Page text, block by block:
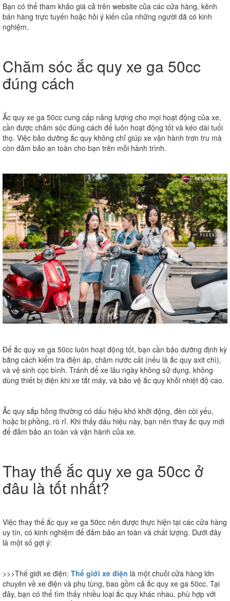
Bạn có thể tham khảo giá cả trên website của các cửa hàng, kênh
bán hàng trực tuyến hoặc hỏi ý kiến của những người đã có kinh
nghiệm.
Chăm sóc ắc quy xe ga 50cc
đúng cách
Ắc quy xe ga 50cc cung cấp năng lượng cho mọi hoạt động của xe,
cần được chăm sóc đúng cách để luôn hoạt động tốt và kéo dài tuổi
thọ. Việc bảo dưỡng ắc quy không chỉ giúp xe vận hành trơn tru mà
còn đảm bảo an toàn cho bạn trên mỗi hành trình.
Để ắc quy xe ga 50cc luôn hoạt động tốt, bạn cần bảo dưỡng định kỳ
bằng cách kiểm tra điện áp, châm nước cất (nếu là ắc quy axit chì),
và vệ sinh cọc bình. Tránh để xe lâu ngày không sử dụng, không
dùng thiết bị điện khi xe tắt máy, và bảo vệ ắc quy khỏi nhiệt độ cao.
Ắc quy sắp hỏng thường có dấu hiệu khó khởi động, đèn còi yếu,
hoặc bị phồng, rò rỉ. Khi thấy dấu hiệu này, bạn nên thay ắc quy mới
để đảm bảo an toàn và vận hành của xe.
Thay thế ắc quy xe ga 50cc ở
đâu là tốt nhất?
Việc thay thế ắc quy xe ga 50cc nên được thực hiện tại các cửa hàng
uy tín, có kinh nghiệm để đảm bảo an toàn và chất lượng. Dưới đây
là một số gợi ý:
>>>Thế giới xe điện: Thế giới xe điện là một chuỗi cửa hàng lớn
chuyên về xe điện và phụ tùng, bao gồm cả ắc quy xe ga 50cc. Tại
đây, bạn có thể tìm thấy nhiều loại ắc quy khác nhau, phù hợp với